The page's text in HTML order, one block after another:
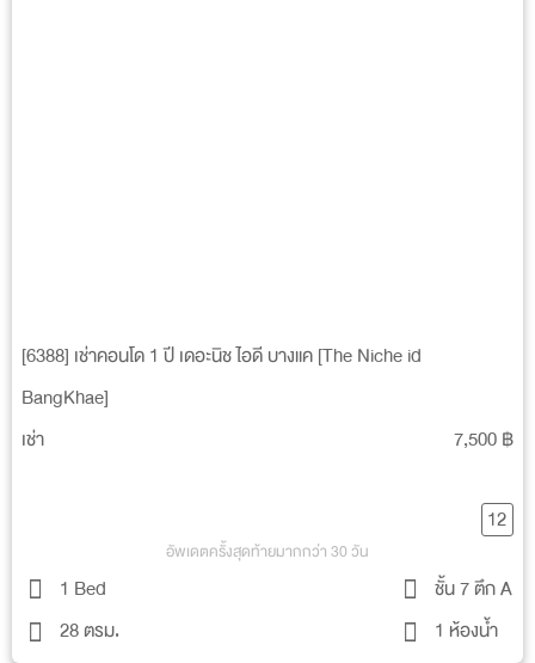
[6388] เช่าคอนโด 1 ปี เดอะนิช ไอดี บางแค [The Niche id
BangKhae]
เช่า
7,500 ฿
12
อัพเดตครั้งสุดท้ายมากกว่า 30 วัน
1 Bed
28 ตรม.
ชั้น 7 ตึก A
1 ห้องน้ำ